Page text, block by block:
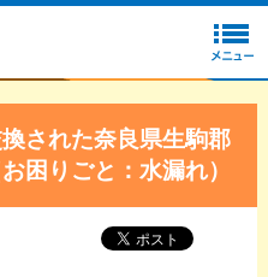
された奈良県生駒郡
困りごと：水漏れ）